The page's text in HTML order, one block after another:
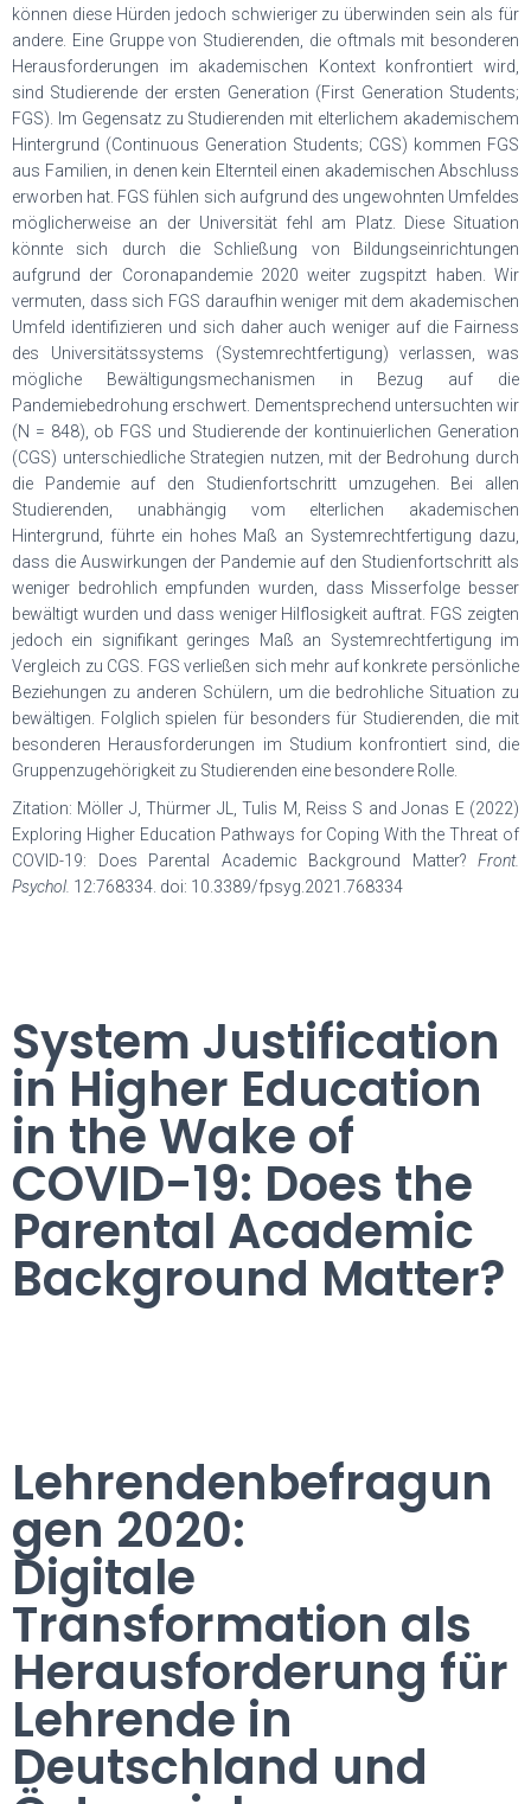
können diese Hürden jedoch schwieriger zu überwinden sein als für
andere. Eine Gruppe von Studierenden, die oftmals mit besonderen
Herausforderungen im akademischen Kontext konfrontiert wird,
sind Studierende der ersten Generation (First Generation Students;
FGS). Im Gegensatz zu Studierenden mit elterlichem akademischem
Hintergrund (Continuous Generation Students; CGS) kommen FGS
aus Familien, in denen kein Elternteil einen akademischen Abschluss
erworben hat. FGS fühlen sich aufgrund des ungewohnten Umfeldes
möglicherweise an der Universität fehl am Platz. Diese Situation
könnte sich durch die Schließung von Bildungseinrichtungen
aufgrund der Coronapandemie 2020 weiter zugspitzt haben. Wir
vermuten, dass sich FGS daraufhin weniger mit dem akademischen
Umfeld identifizieren und sich daher auch weniger auf die Fairness
des Universitätssystems (Systemrechtfertigung) verlassen, was
mögliche Bewältigungsmechanismen in Bezug auf die
Pandemiebedrohung erschwert. Dementsprechend untersuchten wir
(N = 848), ob FGS und Studierende der kontinuierlichen Generation
(CGS) unterschiedliche Strategien nutzen, mit der Bedrohung durch
die Pandemie auf den Studienfortschritt umzugehen. Bei allen
Studierenden, unabhängig vom elterlichen akademischen
Hintergrund, führte ein hohes Maß an Systemrechtfertigung dazu,
dass die Auswirkungen der Pandemie auf den Studienfortschritt als
weniger bedrohlich empfunden wurden, dass Misserfolge besser
bewältigt wurden und dass weniger Hilflosigkeit auftrat. FGS zeigten
jedoch ein signifikant geringes Maß an Systemrechtfertigung im
Vergleich zu CGS. FGS verließen sich mehr auf konkrete persönliche
Beziehungen zu anderen Schülern, um die bedrohliche Situation zu
bewältigen. Folglich spielen für besonders für Studierenden, die mit
besonderen Herausforderungen im Studium konfrontiert sind, die
Gruppenzugehörigkeit zu Studierenden eine besondere Rolle.
Zitation: Möller J, Thürmer JL, Tulis M, Reiss S and Jonas E (2022)
Exploring Higher Education Pathways for Coping With the Threat of
COVID-19: Does Parental Academic Background Matter? Front.
Psychol. 12:768334. doi: 10.3389/fpsyg.2021.768334
System Justification
in Higher Education
in the Wake of
COVID-19: Does the
Parental Academic
Background Matter?
Lehrendenbefragun
gen 2020:
Digitale
Transformation als
Herausforderung für
Lehrende in
Deutschland und